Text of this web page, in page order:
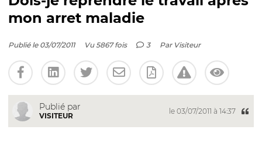
mon arret maladie
Publié le 03/07/2011 Vu 5867 fois 3 Par Visiteur
Publié par
VISITEUR
le 03/07/2011 à 14:37